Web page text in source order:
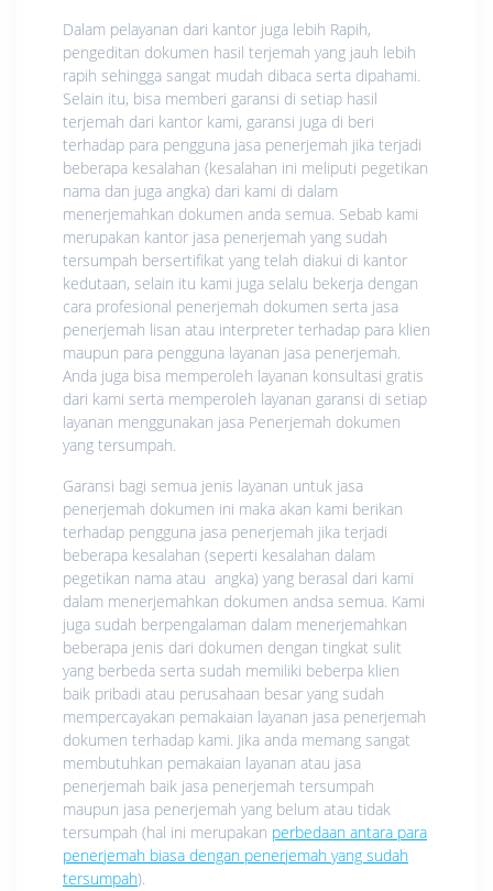
Dalam pelayanan dari kantor juga lebih Rapih,
pengeditan dokumen hasil terjemah yang jauh lebih
rapih sehingga sangat mudah dibaca serta dipahami.
Selain itu, bisa memberi garansi di setiap hasil
terjemah dari kantor kami, garansi juga di beri
terhadap para pengguna jasa penerjemah jika terjadi
beberapa kesalahan (kesalahan ini meliputi pegetikan
nama dan juga angka) dari kami di dalam
menerjemahkan dokumen anda semua. Sebab kami
merupakan kantor jasa penerjemah yang sudah
tersumpah bersertifikat yang telah diakui di kantor
kedutaan, selain itu kami juga selalu bekerja dengan
cara profesional penerjemah dokumen serta jasa
penerjemah lisan atau interpreter terhadap para klien
maupun para pengguna layanan jasa penerjemah.
Anda juga bisa memperoleh layanan konsultasi gratis
dari kami serta memperoleh layanan garansi di setiap
layanan menggunakan jasa Penerjemah dokumen
yang tersumpah.
Garansi bagi semua jenis layanan untuk jasa
penerjemah dokumen ini maka akan kami berikan
terhadap pengguna jasa penerjemah jika terjadi
beberapa kesalahan (seperti kesalahan dalam
pegetikan nama atau angka) yang berasal dari kami
dalam menerjemahkan dokumen andsa semua. Kami
juga sudah berpengalaman dalam menerjemahkan
beberapa jenis dari dokumen dengan tingkat sulit
yang berbeda serta sudah memiliki beberpa klien
baik pribadi atau perusahaan besar yang sudah
mempercayakan pemakaian layanan jasa penerjemah
dokumen terhadap kami. Jika anda memang sangat
membutuhkan pemakaian layanan atau jasa
penerjemah baik jasa penerjemah tersumpah
maupun jasa penerjemah yang belum atau tidak
tersumpah (hal ini merupakan perbedaan antara para
penerjemah biasa dengan penerjemah yang sudah
tersumpah).